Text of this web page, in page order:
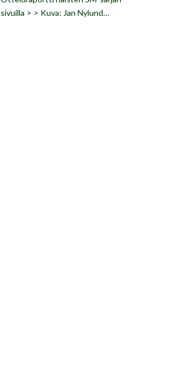
sivuilla > > Kuva: Jan Nylund…